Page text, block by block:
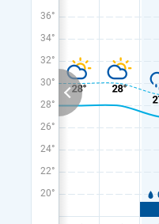
36°
34°
32°
30°
28°
26°
24°
22°
20°